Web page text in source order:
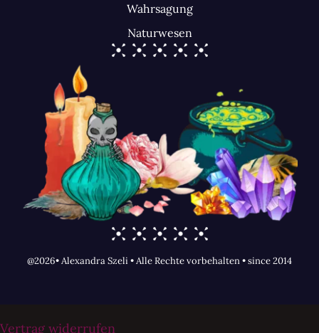
Wahrsagung
Naturwesen
@2026• Alexandra Szeli • Alle Rechte vorbehalten • since 2014
Vertrag widerrufen